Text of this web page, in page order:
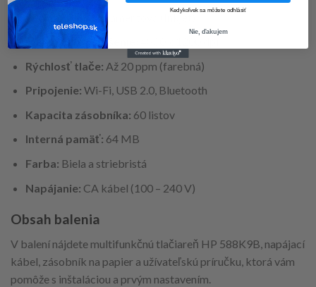
Technológia:
Atramentová (Inkjet)
Maximálne rozlíšenie:
Rýchlosť tlače: Až 20 ppm (farebná)
Pripojenie: Wi-Fi, USB 2.0, Bluetooth
Kapacita zásobníka: 60 listov
Interná pamäť: 64 MB
Farba: Biela a striebristá
Napájanie: CA kábel (100 – 240 V)
Obsah balenia
V balení nájdete multifunkčnú tlačiareň HP 588K9B, napájací
kábel, zásobník na papier a užívateľskú príručku, ktorá vám
pomôže s inštaláciou a prvým nastavením.
Kedykoľvek sa môžete odhlásiť
Nie, ďakujem